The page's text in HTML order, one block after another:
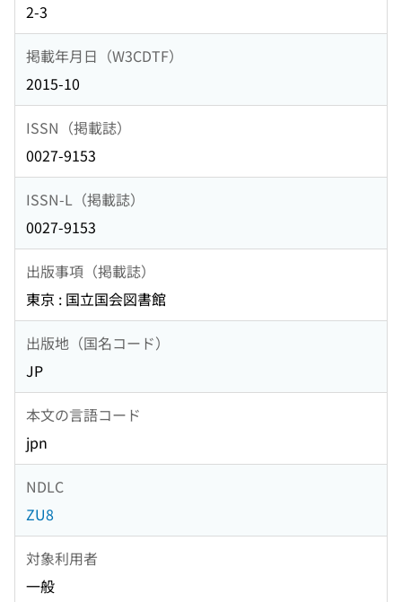
2-3
掲載年月日（W3CDTF）
2015-10
ISSN（掲載誌）
0027-9153
ISSN-L（掲載誌）
0027-9153
出版事項（掲載誌）
東京 : 国立国会図書館
出版地（国名コード）
JP
本文の言語コード
jpn
NDLC
ZU8
対象利用者
一般